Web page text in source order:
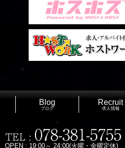
Blog
ブログ
Recruit
求人情報
OPEN : 19:00～ 24:00(火曜・金曜定休)